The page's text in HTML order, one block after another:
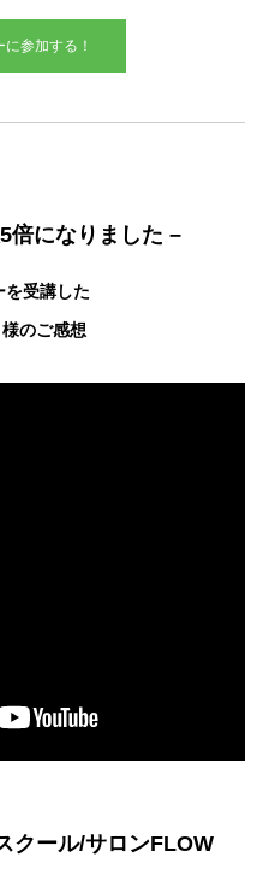
参加する！
倍になりました –
を受講した
のご感想
クール/サロンFLOW